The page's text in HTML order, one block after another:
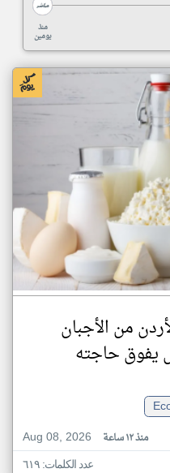
منذ
يومين
من الأجبان
يفوق حاجته
Aug 08, 2026
منذ ١٢ ساعة
عدد الكلمات: ٦١٩